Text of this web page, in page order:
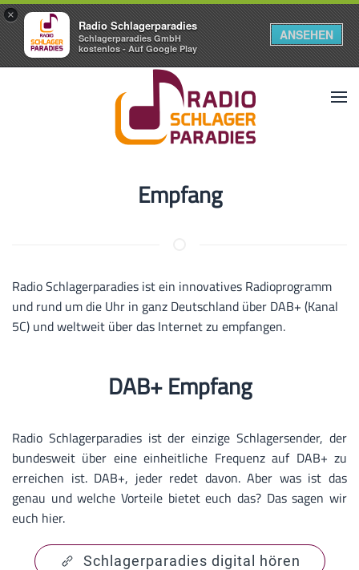
×
Radio Schlagerparadies
Schlagerparadies GmbH
kostenlos - Auf Google Play
ANSEHEN
Empfang
Radio Schlagerparadies ist ein innovatives Radioprogramm
und rund um die Uhr in ganz Deutschland über DAB+ (Kanal
5C) und weltweit über das Internet zu empfangen.
DAB+ Empfang
Radio Schlagerparadies ist der einzige Schlagersender, der
bundesweit über eine einheitliche Frequenz auf DAB+ zu
erreichen ist. DAB+, jeder redet davon. Aber was ist das
genau und welche Vorteile bietet euch das? Das sagen wir
euch hier.
Schlagerparadies digital hören